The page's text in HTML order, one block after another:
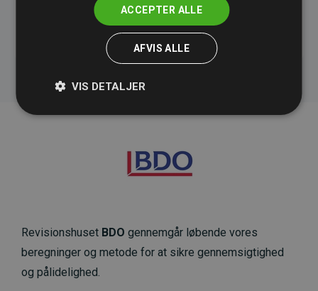
initiativet Websites, der støtter klimaprojekter
Revisionshuset BDO gennemgår løbende vores
beregninger og metode for at sikre gennemsigtighed
og pålidelighed.
ACCEPTER ALLE
AFVIS ALLE
VIS DETALJER